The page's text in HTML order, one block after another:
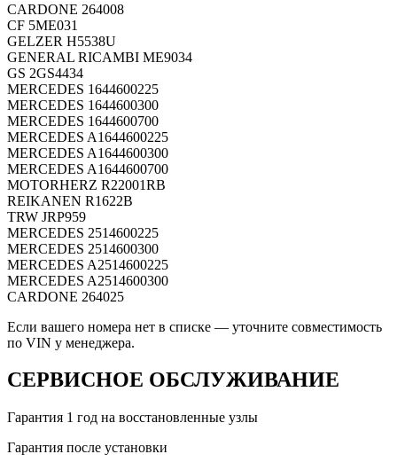
CARDONE 264008
CF 5ME031
GELZER H5538U
GENERAL RICAMBI ME9034
GS 2GS4434
MERCEDES 1644600225
MERCEDES 1644600300
MERCEDES 1644600700
MERCEDES A1644600225
MERCEDES A1644600300
MERCEDES A1644600700
MOTORHERZ R22001RB
REIKANEN R1622B
TRW JRP959
MERCEDES 2514600225
MERCEDES 2514600300
MERCEDES A2514600225
MERCEDES A2514600300
CARDONE 264025
Если вашего номера нет в списке — уточните совместимость
по VIN у менеджера.
СЕРВИСНОЕ ОБСЛУЖИВАНИЕ
Гарантия 1 год на восстановленные узлы
Гарантия после установки